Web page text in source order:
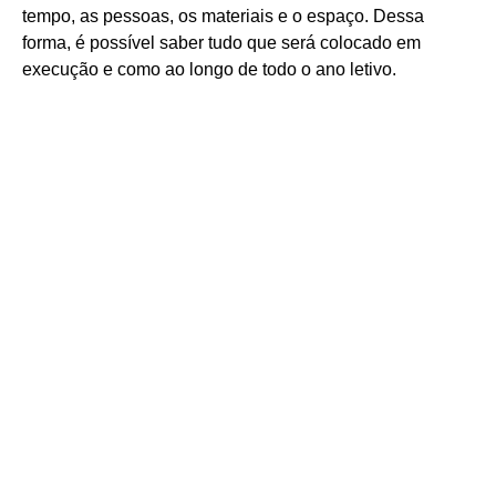
tempo, as pessoas, os materiais e o espaço. Dessa
forma, é possível saber tudo que será colocado em
execução e como ao longo de todo o ano letivo.